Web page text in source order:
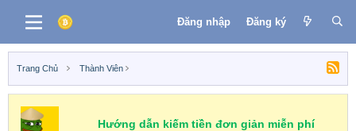
Đăng nhập Đăng ký
Trang Chủ Thành Viên
Hướng dẫn kiếm tiền đơn giản miễn phí